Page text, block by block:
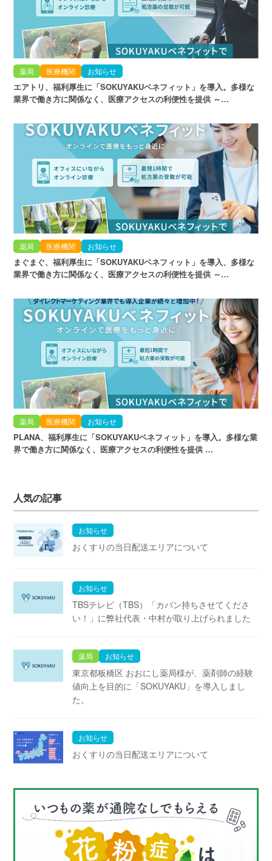
薬局 医療機関 お知らせ
エアトリ、福利厚生に「SOKUYAKUベネフィット」を導入。多様な
業界で働き方に関係なく、医療アクセスの利便性を提供 ～…
薬局 医療機関 お知らせ
まぐまぐ、福利厚生に「SOKUYAKUベネフィット」を導入、多様な
業界で働き方に関係なく、医療アクセスの利便性を提供 ～…
薬局 医療機関 お知らせ
PLANA、福利厚生に「SOKUYAKUベネフィット」を導入。多様な業
界で働き方に関係なく、医療アクセスの利便性を提供 …
人気の記事
お知らせ
おくすりの当日配送エリアについて
お知らせ
TBSテレビ（TBS）「カバン持ちさせてくださ
い！」に弊社代表・中村が取り上げられました
薬局 お知らせ
東京都板橋区 おおにし薬局様が、薬剤師の経験
値向上を目的に「SOKUYAKU」を導入しまし
た。
お知らせ
おくすりの当日配送エリアについて